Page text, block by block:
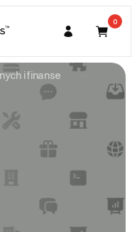
0
i finanse